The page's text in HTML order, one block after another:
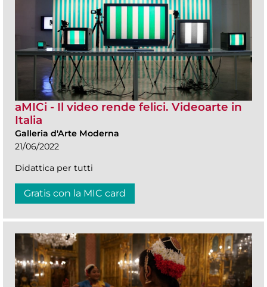
aMICi - Il video rende felici. Videoarte in
Italia
Galleria d'Arte Moderna
21/06/2022
Didattica per tutti
Gratis con la MIC card